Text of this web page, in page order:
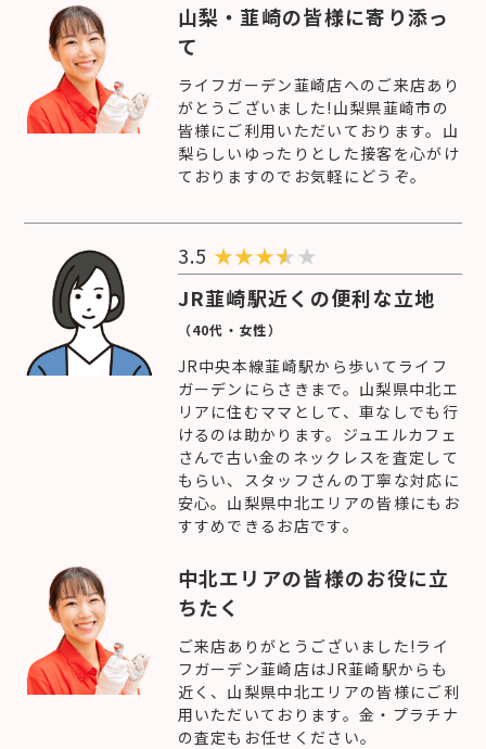
山梨・韮崎の皆様に寄り添っ
て
ライフガーデン韮崎店へのご来店あり
がとうございました!山梨県韮崎市の
皆様にご利用いただいております。山
梨らしいゆったりとした接客を心がけ
ておりますのでお気軽にどうぞ。
3.5 ★★★
★
JR韮崎駅近くの便利な立地
（40代・女性）
JR中央本線韮崎駅から歩いてライフ
ガーデンにらさきまで。山梨県中北エ
リアに住むママとして、車なしでも行
けるのは助かります。ジュエルカフェ
さんで古い金のネックレスを査定して
もらい、スタッフさんの丁寧な対応に
安心。山梨県中北エリアの皆様にもお
すすめできるお店です。
中北エリアの皆様のお役に立
ちたく
ご来店ありがとうございました!ライ
フガーデン韮崎店はJR韮崎駅からも
近く、山梨県中北エリアの皆様にご利
用いただいております。金・プラチナ
の査定もお任せください。